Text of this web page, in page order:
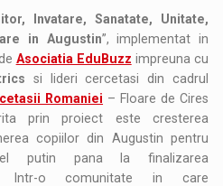
Invatare, Sanatate, Unitate,
in Augustin”, implementat in
Asociatia EduBuzz impreuna cu
si lideri cercetasi din cadrul
Romaniei – Floare de Cires
prin proiect este cresterea
copiilor din Augustin pentru
putin pana la finalizarea
Intr-o comunitate in care